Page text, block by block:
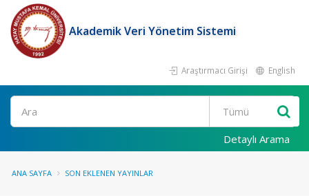
Akademik Veri Yönetim Sistemi
Araştırmacı Girişi English
Ara
Detaylı Arama
ANA SAYFA SON EKLENEN YAYINLAR